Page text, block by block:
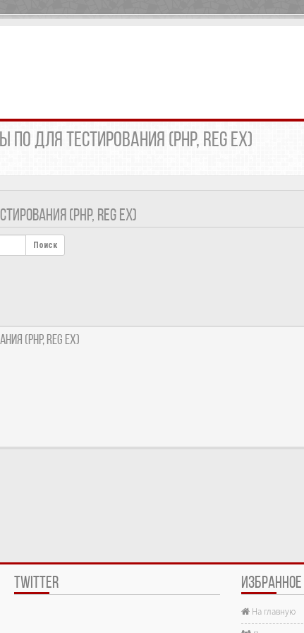
ДЛЯ ТЕСТИРОВАНИЯ (PHP, REG EX)
(PHP, REG EX)
Поиск
(PHP, reg ex)
на сервере.
TWITTER ИЗБРАННОЕ
На главную